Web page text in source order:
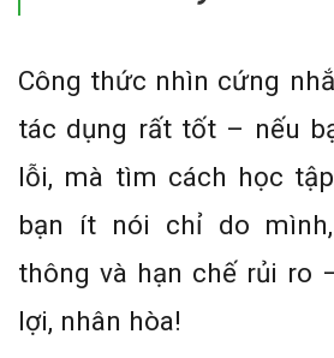
Công thức nhìn cứng
tác dụng rất tốt – nếu
lỗi, mà tìm cách học
bạn ít nói chỉ do
thông và hạn chế rủi ro
lợi, nhân hòa!